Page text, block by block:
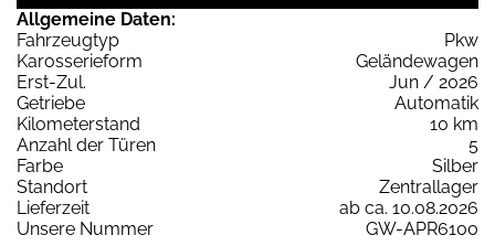
Allgemeine Daten:
Fahrzeugtyp
Pkw
Karosserieform
Geländewagen
Erst-Zul.
Jun / 2026
Getriebe
Automatik
Kilometerstand
10 km
Anzahl der Türen
5
Farbe
Silber
Standort
Zentrallager
Lieferzeit
ab ca. 10.08.2026
Unsere Nummer
GW-APR6100